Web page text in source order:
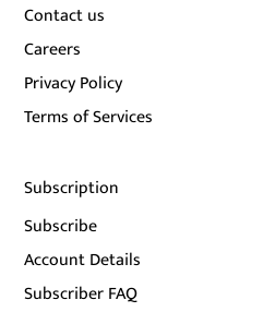
Contact us
Careers
Privacy Policy
Terms of Services
Subscription
Subscribe
Account Details
Subscriber FAQ